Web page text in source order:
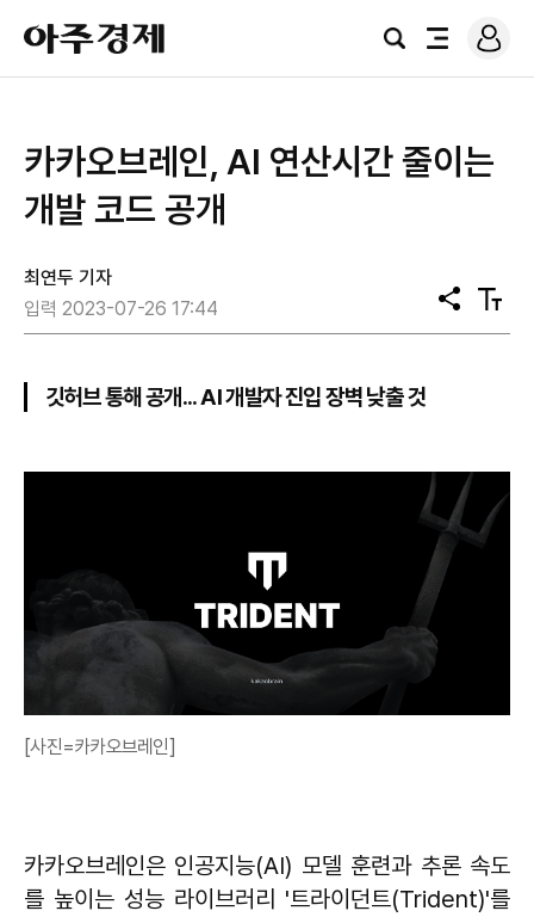
아
주
경
검
전
로
그
카카오브레인, AI 연산시간 줄이는
개발 코드 공개
최연두 기자
입력 2023-07-26 17:44
공
유
텍
스
깃허브 통해 공개... AI 개발자 진입 장벽 낮출 것
[사진=카카오브레인]
카카오브레인은 인공지능(AI) 모델 훈련과 추론 속도
를 높이는 성능 라이브러리 '트라이던트(Trident)'를